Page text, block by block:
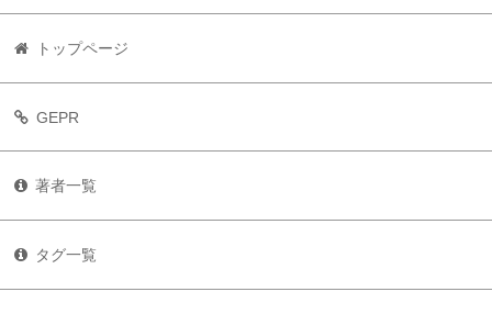
トップページ
GEPR
著者一覧
タグ一覧